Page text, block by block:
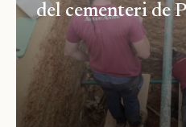
del cementeri de